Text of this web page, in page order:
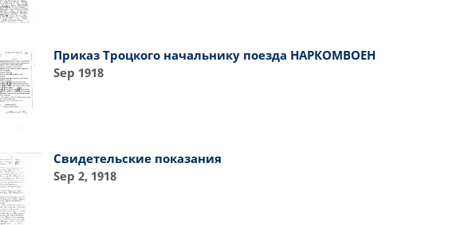
Приказ Троцкого начальнику поезда НАРКОМВОЕН
Sep 1918
Свидетельские показания
Sep 2, 1918